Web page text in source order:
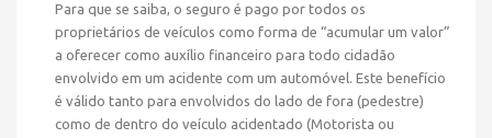
Para que se saiba, o seguro é pago por todos os
proprietários de veículos como forma de “acumular um valor”
a oferecer como auxílio financeiro para todo cidadão
envolvido em um acidente com um automóvel. Este benefício
é válido tanto para envolvidos do lado de fora (pedestre)
como de dentro do veículo acidentado (Motorista ou